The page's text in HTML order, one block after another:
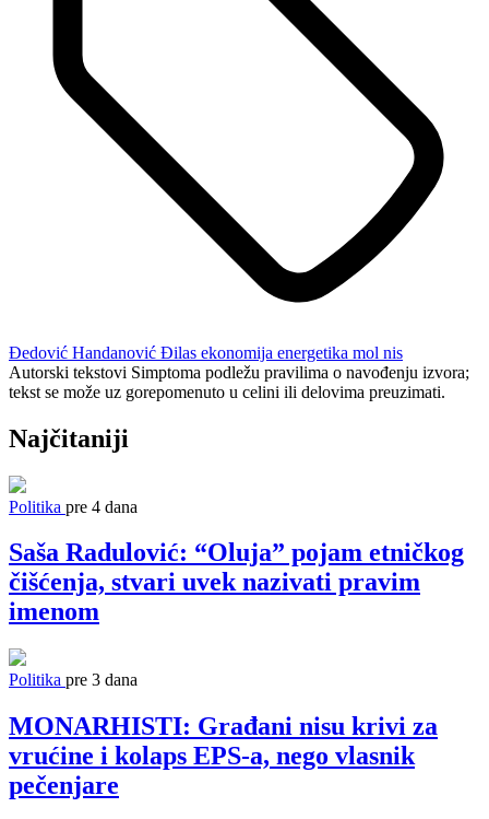
Đedović Handanović Đilas ekonomija energetika mol nis
Autorski tekstovi Simptoma podležu pravilima o navođenju izvora;
tekst se može uz gorepomenuto u celini ili delovima preuzimati.
Najčitaniji
Politika pre 4 dana
Saša Radulović: “Oluja” pojam etničkog
čišćenja, stvari uvek nazivati pravim
imenom
Politika pre 3 dana
MONARHISTI: Građani nisu krivi za
vrućine i kolaps EPS-a, nego vlasnik
pečenjare